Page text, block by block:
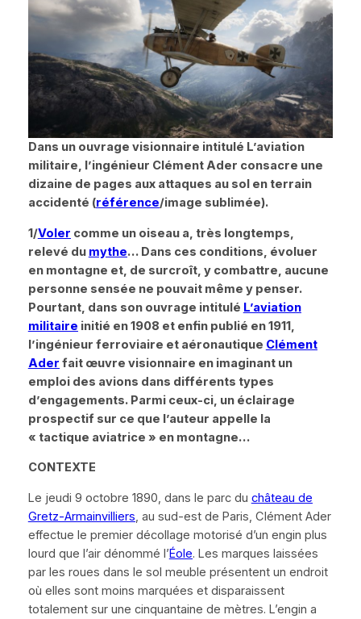
Dans un ouvrage visionnaire intitulé L’aviation
militaire, l’ingénieur Clément Ader consacre une
dizaine de pages aux attaques au sol en terrain
accidenté (référence/image sublimée).
1/Voler comme un oiseau a, très longtemps,
relevé du mythe… Dans ces conditions, évoluer
en montagne et, de surcroît, y combattre, aucune
personne sensée ne pouvait même y penser.
Pourtant, dans son ouvrage intitulé L’aviation
militaire initié en 1908 et enfin publié en 1911,
l’ingénieur ferroviaire et aéronautique Clément
Ader fait œuvre visionnaire en imaginant un
emploi des avions dans différents types
d’engagements. Parmi ceux-ci, un éclairage
prospectif sur ce que l’auteur appelle la
« tactique aviatrice » en montagne…
CONTEXTE
Le jeudi 9 octobre 1890, dans le parc du château de
Gretz-Armainvilliers, au sud-est de Paris, Clément Ader
effectue le premier décollage motorisé d’un engin plus
lourd que l’air dénommé l’Éole. Les marques laissées
par les roues dans le sol meuble présentent un endroit
où elles sont moins marquées et disparaissent
totalement sur une cinquantaine de mètres. L’engin a